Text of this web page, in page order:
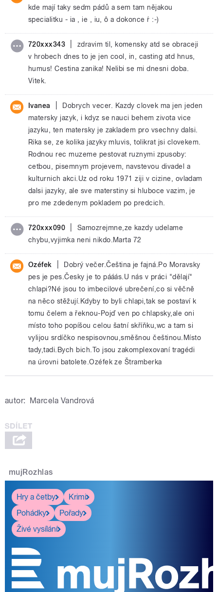
kde mají taky sedm pádů a sem tam nějakou
specialitku - ia , ie , iu, ô a dokonce ŕ :-)
720xxx343
zdravim til, komensky atd se obraceji
v hrobech dnes to je jen cool, in, casting atd hnus,
humus! Cestina zanika! Nelibi se mi dnesni doba.
Vitek.
Ivanea
Dobrych vecer. Kazdy clovek ma jen jeden
matersky jazyk, i kdyz se nauci behem zivota vice
jazyku, ten matersky je zakladem pro vsechny dalsi.
Rika se, ze kolika jazyky mluvis, tolikrat jsi clovekem.
Rodnou rec muzeme pestovat ruznymi zpusoby:
cetbou, pisemnym projevem, navstevou divadel a
kulturnich akci.Uz od roku 1971 ziji v cizine, ovladam
dalsi jazyky, ale sve materstiny si hluboce vazim, je
pro me zdedenym pokladem po predcich.
720xxx090
Samozrejmne,ze kazdy udelame
chybu,vyjimka neni nikdo.Marta 72
Ozéfek
Dobrý večer.Čeština je fajná.Po Moravsky
pes je pes.Česky je to pááás.U nás v práci "dělají"
chlapi?Né jsou to imbecilové ubrečení,co si věčně
na něco stěžují.Kdyby to byli chlapi,tak se postaví k
tomu čelem a řeknou-Pojď ven po chlapsky,ale oni
místo toho popíšou celou šatní skříňku,wc a tam si
vylijou srdíčko nespisovnou,směšnou češtinou.Místo
tady,tadi.Bych bich.To jsou zakomplexovaní tragédi
na úrovni batolete.Ozéfek ze Štramberka
autor: Marcela Vandrová
mujRozhlas
Hry a četby
Krimi
Pohádky
Pořady
Živé vysílání